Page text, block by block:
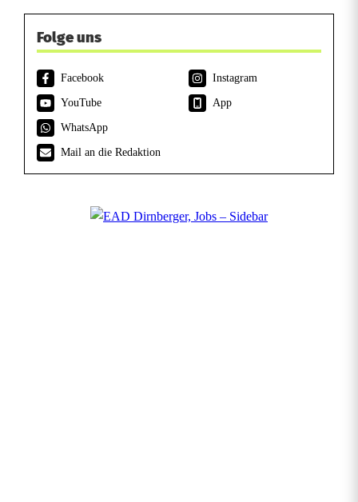
r
Folge uns
Facebook
Instagram
YouTube
App
WhatsApp
Mail an die Redaktion